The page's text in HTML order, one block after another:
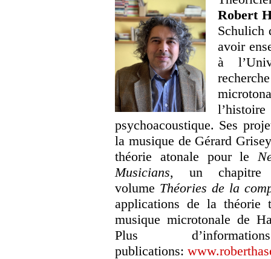
Robert
Schulich
avoir
à
psychoacoustique. Ses
la musique de Gérard
théorie atonale pour le
Musicians, un chapitre
volume Théories de la
applications de la théorie
musique microtonale de
Plus
publications: